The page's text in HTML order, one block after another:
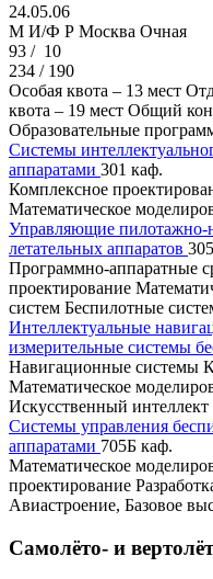
24.05.06
M И/Ф Р Москва Очная
93 / 10
234 / 190
Особая квота – 13 мест
квота – 19 мест Общий
Образовательные
Системы
аппаратами 301 каф.
Комплексное
Математическое
Управляющие пилотажно-
летательных аппаратов
Программно-аппаратные
проектирование
систем Беспилотные
Интеллектуальные
измерительные системы
Навигационные системы
Математическое
Искусственный интеллект
Системы управления
аппаратами 705Б каф.
Математическое
проектирование
Авиастроение, Базовое
Самолёто- и